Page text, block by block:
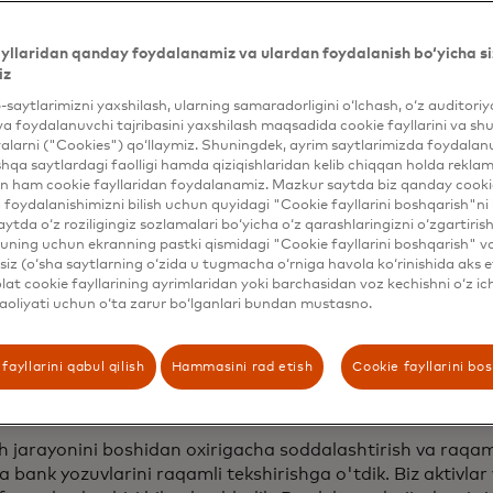
eng yirik bulutga asoslangan
Encompass bilan integratsiyalashgan barcha
va texnik yordamni boshqarishdir. Mening
bir fikrda ekanligiga ishonch hosil qilishni o'z
keng miqyosda standartlashtirishni anglatadi.
qo'shish
biz Encompass imkoniyatlarimizni
rivojlantirish maqsadimizni davom ettirish uchun biz
ma'lumotlarini olishning qog'ozga asoslangan
beruvchilarimiz kredit olish uchun ariza berish
so'rashlari va ularni qo'lda skanerlashlari kerak edi.
biri bu moliyaviy hisobotlarning oxirgi sahifasining
tashlab yuborishadi yoki qoldirib ketishadi, bu esa
jarayonini boshidan oxirigacha soddalashtirish va
bank yozuvlarini raqamli tekshirishga o'tdik. Biz
qanday foydalanamiz va ulardan foydalanish bo‘yicha
saytlarimizni yaxshilash, ularning samaradorligini o‘lchash, o‘z
foydalanuvchi tajribasini yaxshilash maqsadida cookie fayllarini va
("Cookies") qo‘llaymiz. Shuningdek, ayrim saytlarimizda
saytlardagi faolligi hamda qiziqishlaridan kelib chiqqan holda
ham cookie fayllaridan foydalanamiz. Mazkur saytda biz qanday
foydalanishimizni bilish uchun quyidagi "Cookie fayllarini boshqarish"ni
o‘z roziligingiz sozlamalari bo‘yicha o‘z qarashlaringizni
uchun ekranning pastki qismidagi "Cookie fayllarini boshqarish"
(o‘sha saytlarning o‘zida u tugmacha o‘rniga havola ko‘rinishida aks
cookie fayllarining ayrimlaridan yoki barchasidan voz kechishni o‘z
uchun o‘ta zarur bo‘lganlari bundan mustasno.
fayllarini qabul qilish Hammasini rad etish Cookie fayllarini